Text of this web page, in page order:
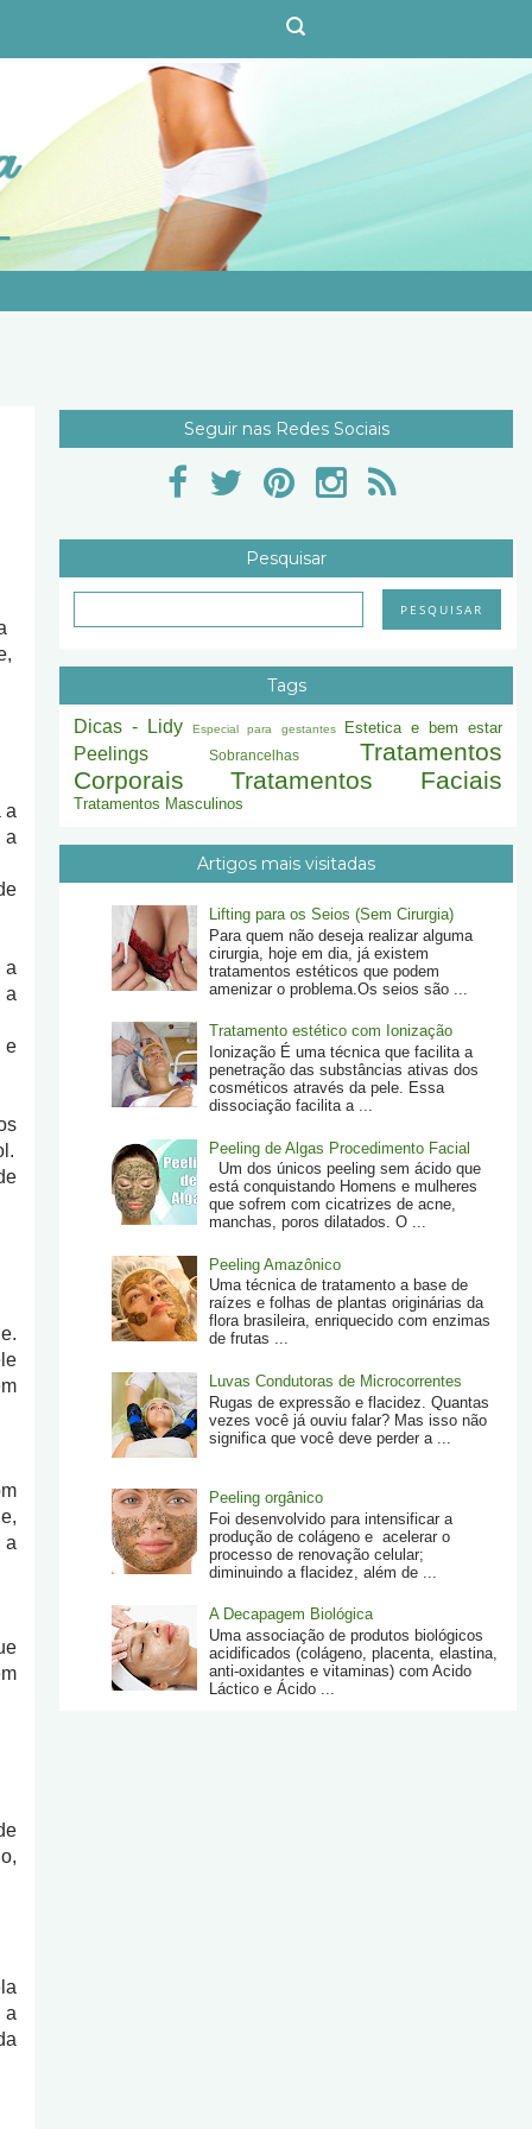
a
a
a
a
e
a
a
Seguir nas Redes Sociais
Pesquisar
Tags
Dicas - Lidy Especial para gestantes Estetica e bem estar
Peelings Sobrancelhas
Tratamentos
Corporais
Tratamentos Faciais
Tratamentos Masculinos
Artigos mais visitadas
Lifting para os Seios (Sem Cirurgia)
Para quem não deseja realizar alguma
cirurgia, hoje em dia, já existem
tratamentos estéticos que podem
amenizar o problema.Os seios são ...
Tratamento estético com Ionização
Ionização É uma técnica que facilita a
penetração das substâncias ativas dos
cosméticos através da pele. Essa
dissociação facilita a ...
Peeling de Algas Procedimento Facial
Um dos únicos peeling sem ácido que
está conquistando Homens e mulheres
que sofrem com cicatrizes de acne,
manchas, poros dilatados. O ...
Peeling Amazônico
Uma técnica de tratamento a base de
raízes e folhas de plantas originárias da
flora brasileira, enriquecido com enzimas
de frutas ...
Luvas Condutoras de Microcorrentes
Rugas de expressão e flacidez. Quantas
vezes você já ouviu falar? Mas isso não
significa que você deve perder a ...
Peeling orgânico
Foi desenvolvido para intensificar a
produção de colágeno e acelerar o
processo de renovação celular;
diminuindo a flacidez, além de ...
A Decapagem Biológica
Uma associação de produtos biológicos
acidificados (colágeno, placenta, elastina,
anti-oxidantes e vitaminas) com Acido
Láctico e Ácido ...